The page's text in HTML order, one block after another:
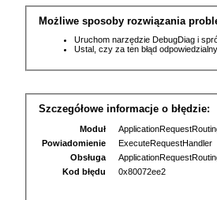
Możliwe sposoby rozwiązania
Uruchom narzędzie DebugDiag i
Ustal, czy za ten błąd
Szczegółowe informacje o błędzie:
Moduł
Powiadomienie
ExecuteRequestHandler
Obsługa
Kod błędu
0x80072ee2